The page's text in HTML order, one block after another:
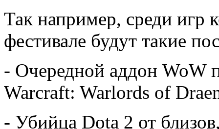
Так например, среди игр
фестивале будут такие
- Очередной аддон WoW
Warcraft: Warlords of
- Убийца Dota 2 от